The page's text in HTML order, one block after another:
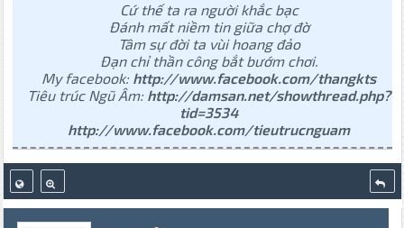
Cứ thế ta ra người khắc bạc
Đánh mất niềm tin giữa chợ đờ
Tâm sự đời ta vùi hoang đảo
Đạn chỉ thần công bắt bướm chơi.
My facebook: http://www.facebook.com/thangkts
Tiêu trúc Ngũ Âm: http://damsan.net/showthread.php?
tid=3534
http://www.facebook.com/tieutrucnguam